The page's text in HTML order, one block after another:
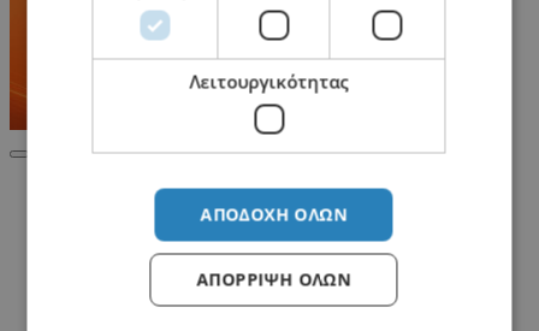
Σχετικά Προϊόντα
Λειτουργικότητας
ΑΠΟΔΟΧΉ ΌΛΩΝ
ΑΠΌΡΡΙΨΗ ΌΛΩΝ